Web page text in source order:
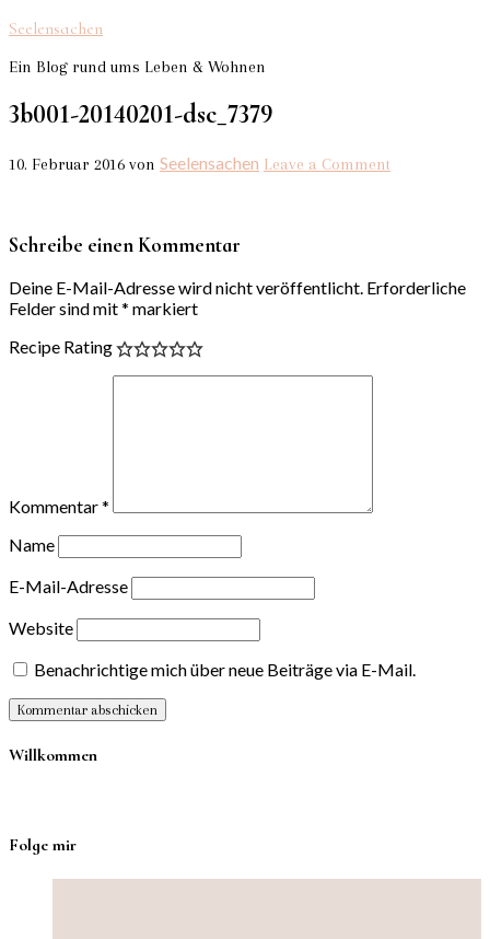
Seelensachen
Ein Blog rund ums Leben & Wohnen
3b001-20140201-dsc_7379
10. Februar 2016 von Seelensachen Leave a Comment
Schreibe einen Kommentar
Deine E-Mail-Adresse wird nicht veröffentlicht. Erforderliche
Felder sind mit* markiert
Recipe Rating
Kommentar*
Name
E-Mail-Adresse
Website
Benachrichtige mich über neue Beiträge via E-Mail.
Willkommen
Folge mir